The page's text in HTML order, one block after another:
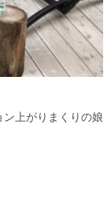
上がりまくりの娘